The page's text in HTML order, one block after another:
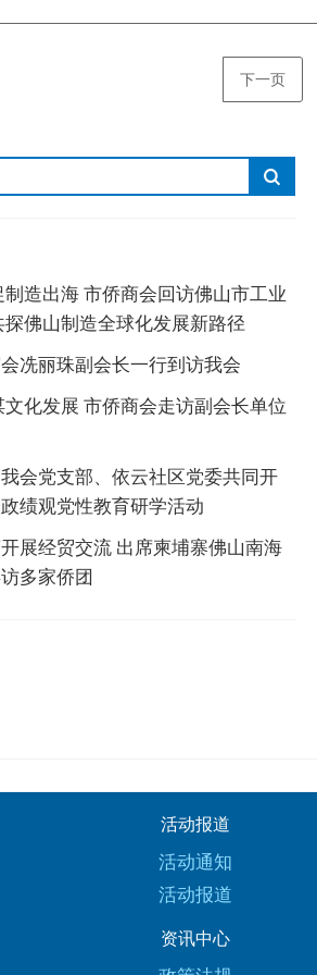
下一页
造出海 市侨商会回访佛山市工业
佛山制造全球化发展新路径
冼丽珠副会长一行到访我会
化发展 市侨商会走访副会长单位
会党支部、依云社区党委共同开
绩观党性教育研学活动
展经贸交流 出席柬埔寨佛山南海
多家侨团
活动报道
活动通知
活动报道
资讯中心